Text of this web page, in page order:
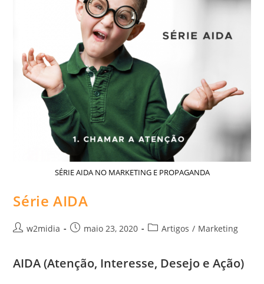
SÉRIE AIDA NO MARKETING E PROPAGANDA
Série AIDA
Autorw2midia
Postmaio 23, 2020
Categoria
Artigos / Marketing
AIDA (Atenção, Interesse, Desejo e Ação)